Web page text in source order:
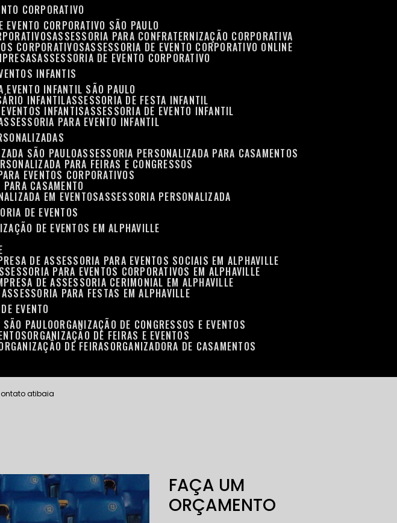
CORPORATIVO
EVENTO CORPORATIVO SÃO PAULO
ASSESSORIA PARA CONFRATERNIZAÇÃO CORPORATIVA
CORPORATIVOS ASSESSORIA DE EVENTO CORPORATIVO ONLINE
ASSESSORIA DE EVENTO CORPORATIVO
INFANTIS
EVENTO INFANTIL SÃO PAULO
INFANTIL ASSESSORIA DE FESTA INFANTIL
INFANTIS ASSESSORIA DE EVENTO INFANTIL
ASSESSORIA PARA EVENTO INFANTIL
SÃO PAULO ASSESSORIA PERSONALIZADA PARA CASAMENTOS
PARA FEIRAS E CONGRESSOS
EVENTOS CORPORATIVOS
PARA CASAMENTO
EM EVENTOS ASSESSORIA PERSONALIZADA
DE EVENTOS
DE EVENTOS EM ALPHAVILLE
DE ASSESSORIA PARA EVENTOS SOCIAIS EM ALPHAVILLE
PARA EVENTOS CORPORATIVOS EM ALPHAVILLE
DE ASSESSORIA CERIMONIAL EM ALPHAVILLE
ASSESSORIA PARA FESTAS EM ALPHAVILLE
EVENTO
SÃO PAULO ORGANIZAÇÃO DE CONGRESSOS E EVENTOS
ORGANIZAÇÃO DE FEIRAS E EVENTOS
ORGANIZAÇÃO DE FEIRAS ORGANIZADORA DE CASAMENTOS
atibaia
FAÇA UM
ORÇAMENTO